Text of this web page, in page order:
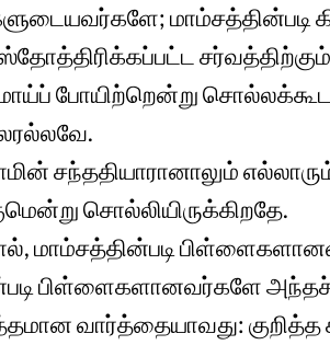
மாம்சத்தின்படி
போயிற்றென்று
சந்ததியாரானாலும்
சொல்லியிருக்கிறதே.
மாம்சத்தின்படி
பிள்ளைகளானவர்களே
வார்த்தையாவது: குறித்த